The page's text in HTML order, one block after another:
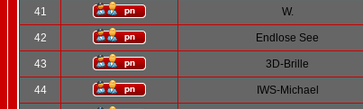
41 W.
42 Endlose See
43 3D-Brille
44 IWS-Michael